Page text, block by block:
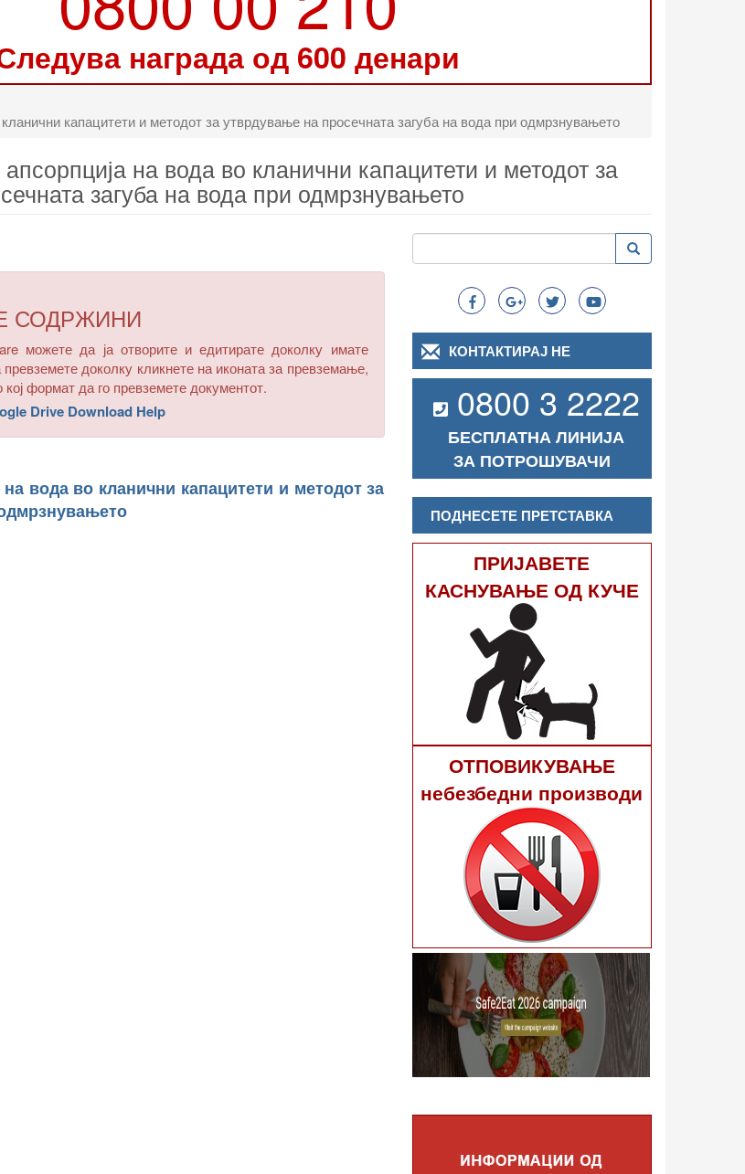
награда од 600 денари
капацитети и методот за утврдување на просечната загуба на вода при одмрзнувањето
на вода во кланични капацитети и методот за
загуба на вода при одмрзнувањето
СОДРЖИНИ
можете да ја отворите и едитирате доколку имате
доколку кликнете на иконата за превземање,
формат да го превземете документот.
Drive Download Help
вода во кланични капацитети и методот за
Search
Пребарување Пребарување
КОНТАКТИРАЈ НЕ
0800 3 2222
БЕСПЛАТНА ЛИНИЈА
ЗА ПОТРОШУВАЧИ
ПОДНЕСЕТЕ ПРЕТСТАВКА
ПРИЈАВЕТЕ
КАСНУВАЊЕ ОД КУЧЕ
ОТПОВИКУВАЊЕ
небезбедни производи